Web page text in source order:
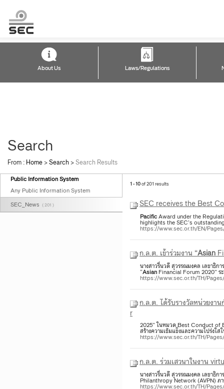
About Us Laws/Regulations
Search
From : Home >Search >Search Results
Public Information System
Any Public Information System
SEC_News ( 201 )
1 - 10of 201 results
SEC receives the Best
PacificAward under the
highlights the SEC’s
https://www.sec.or.th/EN/
ก.ล.ต. เข้าร่วมงาน “Asian
นางสาวรื่นวดี สุวรรณมงคล เลขาธิ
“Asian Financial Forum 2020” ร
https://www.sec.or.th/TH/
ก.ล.ต. ได้รับรางวัลหน่วยงา
r
2025” ในหมวด Best Conduct of
สร้างความเข้มแข็งและความโปร่งใ
https://www.sec.or.th/TH/
ก.ล.ต. ร่วมเสวนาในงาน
นางสาวรื่นวดี สุวรรณมงคล เลขาธิ
Philanthropy Network (AVPN)
https://www.sec.or.th/TH/